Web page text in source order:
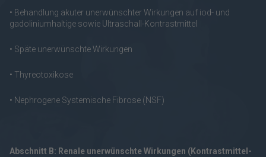
• Behandlung akuter unerwünschter Wirkungen auf iod- und
gadoliniumhaltige sowie Ultraschall-Kontrastmittel
• Späte unerwünschte Wirkungen
• Thyreotoxikose
• Nephrogene Systemische Fibrose (NSF)
Abschnitt B: Renale unerwünschte Wirkungen (Kontrastmittel-